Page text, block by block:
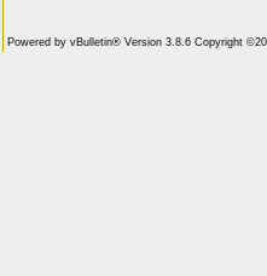
Powered by vBulletin® Version 3.8.6 Copyright